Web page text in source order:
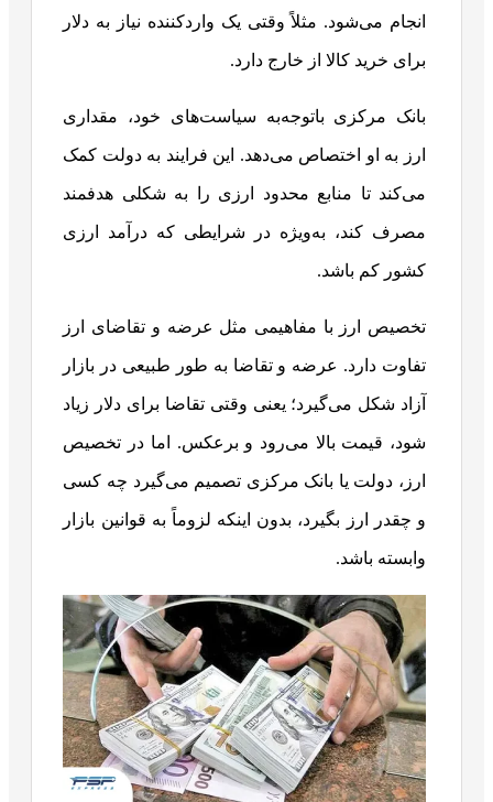
انجام می‌شود. مثلاً وقتی یک واردکننده نیاز به دلار
برای خرید کالا از خارج دارد.
بانک مرکزی باتوجه‌به سیاست‌های خود، مقداری
ارز به او اختصاص می‌دهد. این فرایند به دولت کمک
می‌کند تا منابع محدود ارزی را به شکلی هدفمند
مصرف کند، به‌ویژه در شرایطی که درآمد ارزی
کشور کم باشد.
تخصیص ارز با مفاهیمی مثل عرضه و تقاضای ارز
تفاوت دارد. عرضه و تقاضا به طور طبیعی در بازار
آزاد شکل می‌گیرد؛ یعنی وقتی تقاضا برای دلار زیاد
شود، قیمت بالا می‌رود و برعکس. اما در تخصیص
ارز، دولت یا بانک مرکزی تصمیم می‌گیرد چه کسی
و چقدر ارز بگیرد، بدون اینکه لزوماً به قوانین بازار
وابسته باشد.